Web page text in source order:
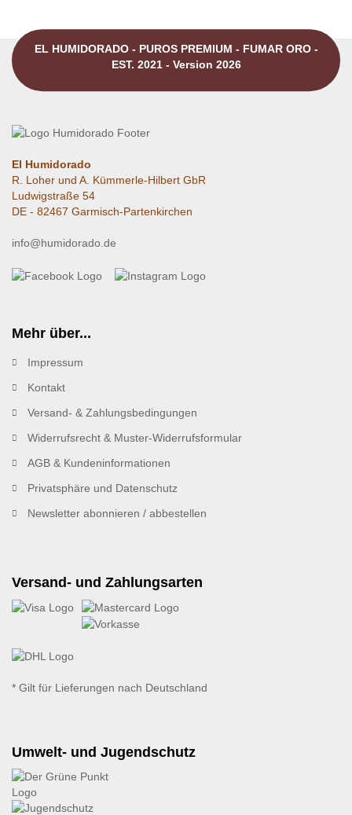
EL HUMIDORADO - PUROS PREMIUM - FUMAR ORO -
EST. 2021 - Version 2026
El Humidorado
R. Loher und A. Kümmerle-Hilbert GbR
Ludwigstraße 54
DE - 82467 Garmisch-Partenkirchen
info@humidorado.de
Mehr über...
Impressum
Kontakt
Versand- & Zahlungsbedingungen
Widerrufsrecht & Muster-Widerrufsformular
AGB & Kundeninformationen
Privatsphäre und Datenschutz
Newsletter abonnieren / abbestellen
Versand- und Zahlungsarten
* Gilt für Lieferungen nach Deutschland
Umwelt- und Jugendschutz